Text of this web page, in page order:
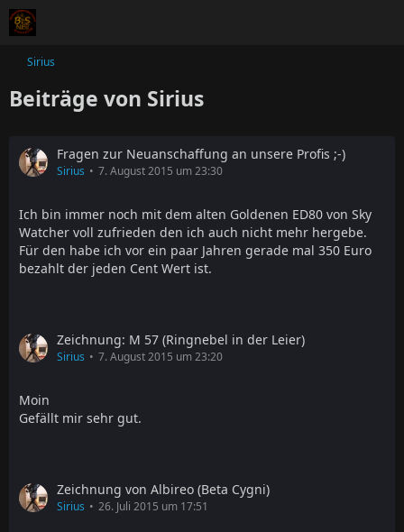
Sirius
Beiträge von Sirius
Fragen zur Neuanschaffung an unsere Profis ;-)
Sirius 7. August 2015 um 23:30
Ich bin immer noch mit dem alten Goldenen ED80 von Sky
Watcher voll zufrieden den ich auch nicht mehr hergebe.
Für den habe ich vor ein paar Jahren gerade mal 350 Euro
bezahlt der jeden Cent Wert ist.
Zeichnung: M 57 (Ringnebel in der Leier)
Sirius 7. August 2015 um 23:20
Moin
Gefällt mir sehr gut.
Zeichnung von Albireo (Beta Cygni)
Sirius 26. Juli 2015 um 17:51